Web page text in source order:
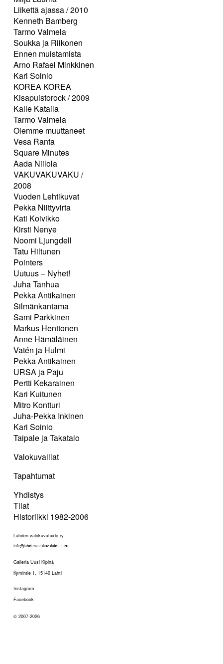
Liikettä ajassa / 2010
Kenneth Bamberg
Tarmo Valmela
Soukka ja Riikonen
Ennen muistamista
Arno Rafael Minkkinen
Kari Soinio
KOREA KOREA
Kisapuistorock / 2009
Kalle Kataila
Tarmo Valmela
Olemme muuttaneet
Vesa Ranta
Square Minutes
Aada Niilola
VAKUVAKUVAKU /
2008
Vuoden Lehtikuvat
Pekka Niittyvirta
Kati Koivikko
Kirsti Nenye
Noomi Ljungdell
Tatu Hiltunen
Pointers
Uutuus – Nyhet!
Juha Tanhua
Pekka Antikainen
Silmänkantama
Sami Parkkinen
Markus Henttonen
Anne Hämäläinen
Vatén ja Hulmi
Pekka Antikainen
URSA ja Paju
Pertti Kekarainen
Kari Kuitunen
Mitro Kontturi
Juha-Pekka Inkinen
Kari Soinio
Taipale ja Takatalo
Valokuvaillat
Tapahtumat
Yhdistys
Tilat
Historiikki 1982-2006
Lahden valokuvataide ry
Galleria Uusi Kipinä
Kymintie 1, 15140 Lahti
Instagram
Facebook
© 2007-2026